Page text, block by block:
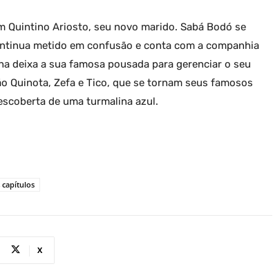
Quintino Ariosto, seu novo marido. Sabá Bodó se
metido em confusão e conta com a companhia
deixa a sua famosa pousada para gerenciar o seu
Quinota, Zefa e Tico, que se tornam seus famosos
de uma turmalina azul.
capítulos
X